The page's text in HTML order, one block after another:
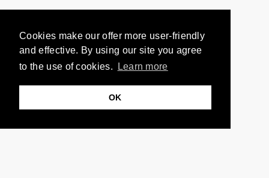
Cookies make our offer more user-friendly
and effective. By using our site you agree
to the use of cookies.
Learn more
OK